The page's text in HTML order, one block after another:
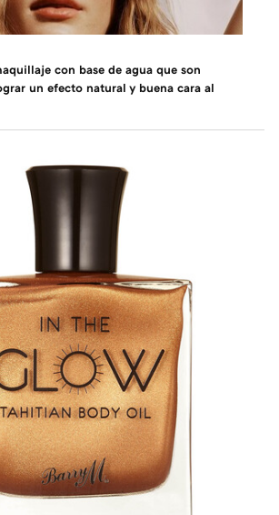
con base de agua que son
un efecto natural y buena cara al